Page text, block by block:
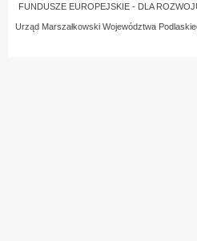
FUNDUSZE EUROPEJSKIE - DLA
Urząd Marszałkowski Województwa